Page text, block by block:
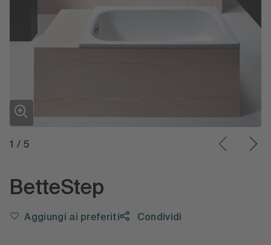
1 /5
BetteStep
Aggiungi ai preferiti Condividi